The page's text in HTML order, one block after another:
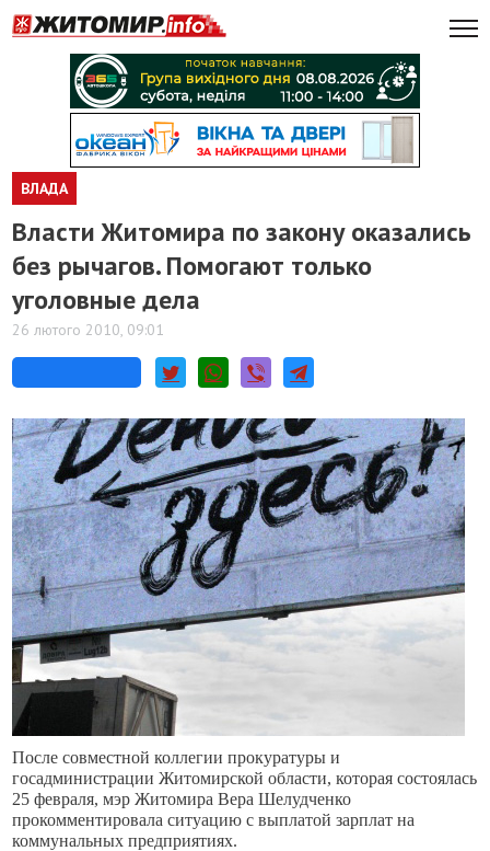
ВЛАДА
Власти Житомира по закону оказались
без рычагов. Помогают только
уголовные дела
26 лютого 2010, 09:01
После совместной коллегии прокуратуры и
госадминистрации Житомирской области, которая состоялась
25 февраля, мэр Житомира Вера Шелудченко
прокомментировала ситуацию с выплатой зарплат на
коммунальных предприятиях.